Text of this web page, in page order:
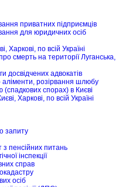
приватних підприємців
для юридичних осіб
Харкові, по всій Україні
смерть на території Луганська,
досвідчених адвокатів
аліменти, розірвання шлюбу
спорах) в Києві
Харкові, по всій Україні
запиту
з пенсійних питань
інспекції
справ
осіб